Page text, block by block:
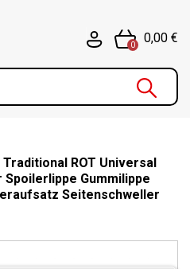
0
0,00 €
ROT Universal
Gummilippe
Seitenschweller